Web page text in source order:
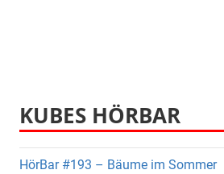
KUBES HÖRBAR
HörBar #193 – Bäume im Sommer